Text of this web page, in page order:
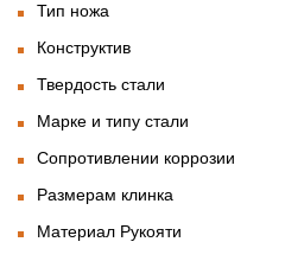
Тип ножа
Конструктив
Твердость стали
Марке и типу стали
Сопротивлении коррозии
Размерам клинка
Материал Рукояти